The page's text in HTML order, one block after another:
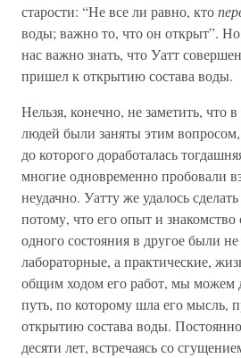
старости: “Не все ли равно, кто
воды; важно то, что он открыт”.
нас важно знать, что Уатт
пришел к открытию состава воды.
Нельзя, конечно, не заметить, что
людей были заняты этим вопросом,
до которого доработалась
многие одновременно пробовали
неудачно. Уатту же удалось
потому, что его опыт и знакомство
одного состояния в другое были
лабораторные, а практические,
общим ходом его работ, мы можем
путь, по которому шла его мысль,
открытию состава воды.
десяти лет, встречаясь со